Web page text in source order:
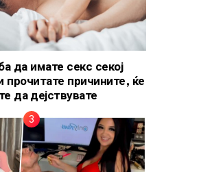
да имате секс секој
прочитате причините, ќе
да дејствувате